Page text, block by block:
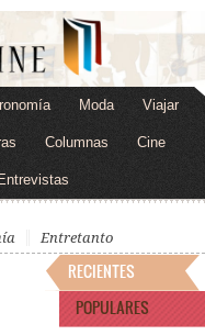
Moda Viajar
Columnas Cine
Entretanto
RECIENTES
POPULARES